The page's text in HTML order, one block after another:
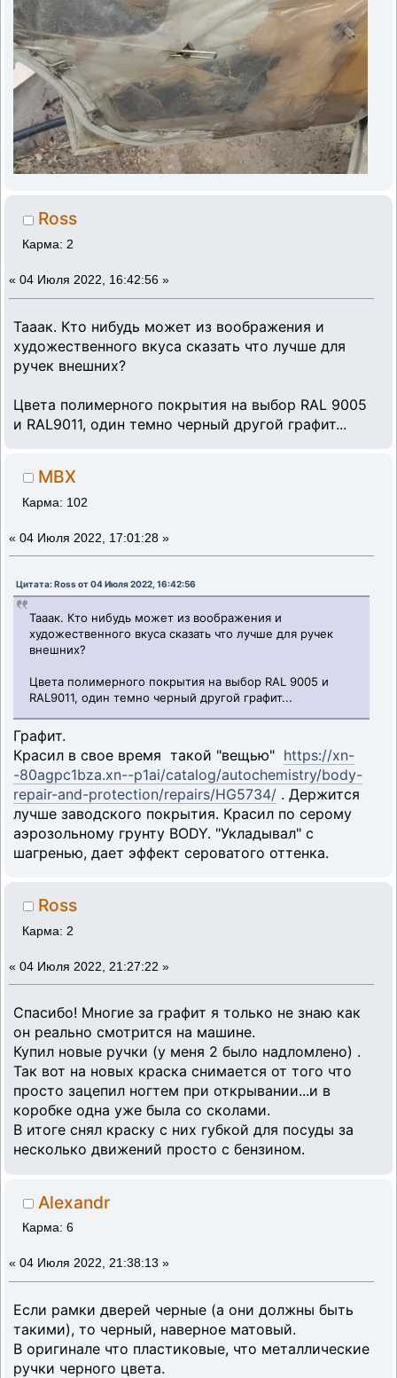
Ross
Карма: 2
« 04 Июля 2022, 16:42:56 »
Тааак. Кто нибудь может из воображения и
художественного вкуса сказать что лучше для
ручек внешних?
Цвета полимерного покрытия на выбор RAL 9005
и RAL9011, один темно черный другой графит...
MBX
Карма: 102
« 04 Июля 2022, 17:01:28 »
Цитата: Ross от 04 Июля 2022, 16:42:56
Тааак. Кто нибудь может из воображения и
художественного вкуса сказать что лучше для ручек
внешних?
Цвета полимерного покрытия на выбор RAL 9005 и
RAL9011, один темно черный другой графит...
Графит.
Красил в свое время такой "вещью" https://xn-
-80agpc1bza.xn--p1ai/catalog/autochemistry/body-
repair-and-protection/repairs/HG5734/ . Держится
лучше заводского покрытия. Красил по серому
аэрозольному грунту BODY. "Укладывал" с
шагренью, дает эффект сероватого оттенка.
Ross
Карма: 2
« 04 Июля 2022, 21:27:22 »
Спасибо! Многие за графит я только не знаю как
он реально смотрится на машине.
Купил новые ручки (у меня 2 было надломлено) .
Так вот на новых краска снимается от того что
просто зацепил ногтем при открывании...и в
коробке одна уже была со сколами.
В итоге снял краску с них губкой для посуды за
несколько движений просто с бензином.
Alexandr
Карма: 6
« 04 Июля 2022, 21:38:13 »
Если рамки дверей черные (а они должны быть
такими), то черный, наверное матовый.
В оригинале что пластиковые, что металлические
ручки черного цвета.